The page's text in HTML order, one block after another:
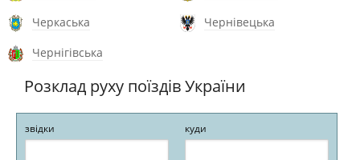
Черкаська
Чернівецька
Чернігівська
Розклад руху поїздів України
звідки куди